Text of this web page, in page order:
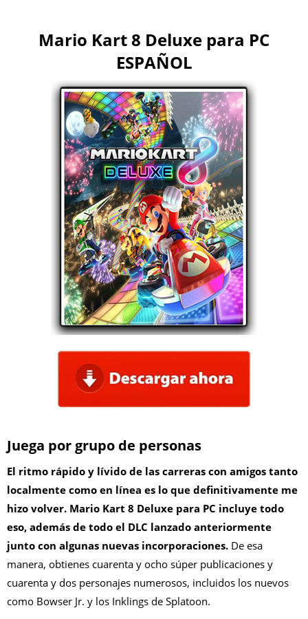
Mario Kart 8 Deluxe para PC
ESPAÑOL
Juega por grupo de personas
El ritmo rápido y lívido de las carreras con amigos tanto
localmente como en línea es lo que definitivamente me
hizo volver. Mario Kart 8 Deluxe para PC incluye todo
eso, además de todo el DLC lanzado anteriormente
junto con algunas nuevas incorporaciones. De esa
manera, obtienes cuarenta y ocho súper publicaciones y
cuarenta y dos personajes numerosos, incluidos los nuevos
como Bowser Jr. y los Inklings de Splatoon.